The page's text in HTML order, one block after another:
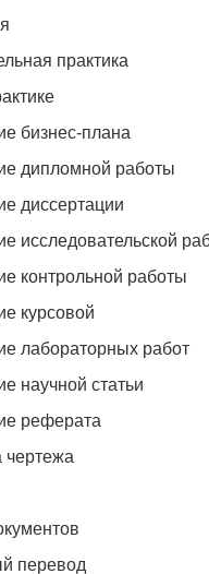
практика
бизнес-плана
дипломной работы
диссертации
исследовательской
контрольной работы
курсовой
лабораторных работ
научной статьи
реферата
перевод